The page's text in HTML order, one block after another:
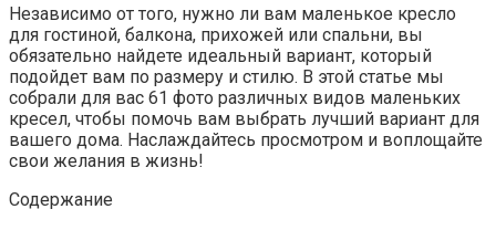
Независимо от того, нужно ли вам маленькое кресло
для гостиной, балкона, прихожей или спальни, вы
обязательно найдете идеальный вариант, который
подойдет вам по размеру и стилю. В этой статье мы
собрали для вас 61 фото различных видов маленьких
кресел, чтобы помочь вам выбрать лучший вариант для
вашего дома. Наслаждайтесь просмотром и воплощайте
свои желания в жизнь!
Содержание